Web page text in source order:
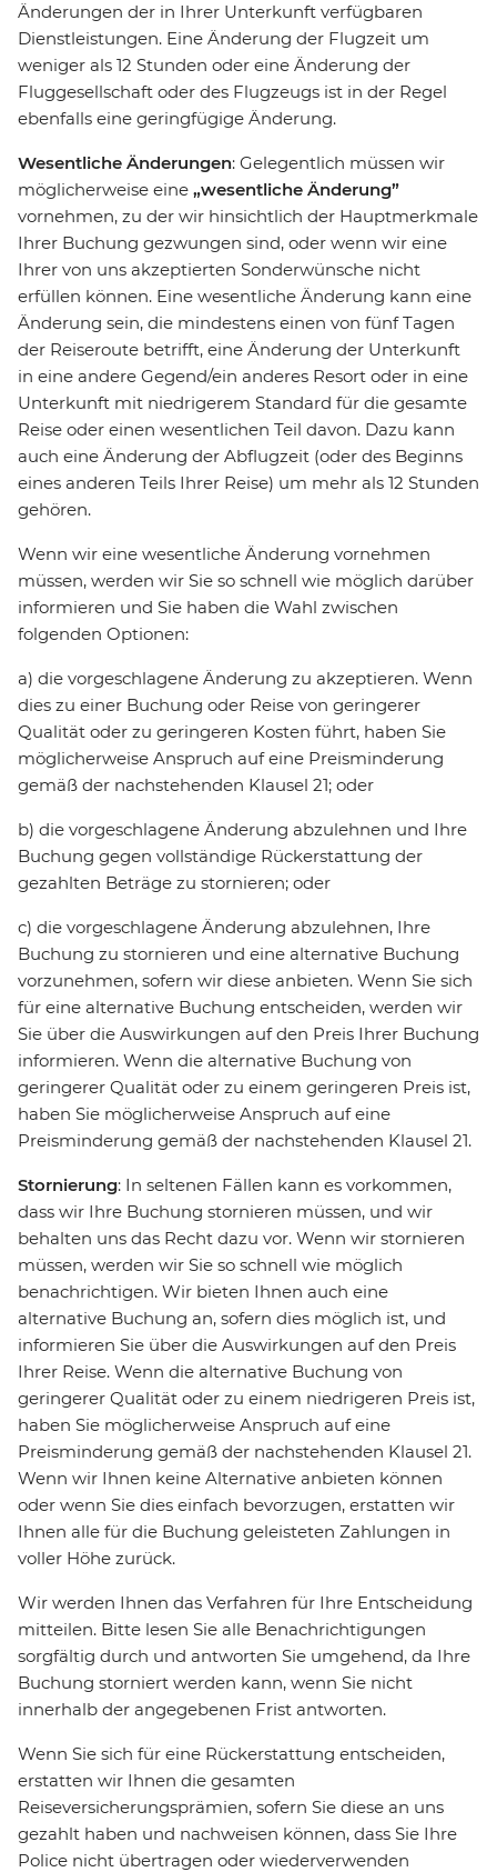
Änderungen der in Ihrer Unterkunft verfügbaren
Dienstleistungen. Eine Änderung der Flugzeit um
weniger als 12 Stunden oder eine Änderung der
Fluggesellschaft oder des Flugzeugs ist in der Regel
ebenfalls eine geringfügige Änderung.
Wesentliche Änderungen: Gelegentlich müssen wir
möglicherweise eine „wesentliche Änderung”
vornehmen, zu der wir hinsichtlich der Hauptmerkmale
Ihrer Buchung gezwungen sind, oder wenn wir eine
Ihrer von uns akzeptierten Sonderwünsche nicht
erfüllen können. Eine wesentliche Änderung kann eine
Änderung sein, die mindestens einen von fünf Tagen
der Reiseroute betrifft, eine Änderung der Unterkunft
in eine andere Gegend/ein anderes Resort oder in eine
Unterkunft mit niedrigerem Standard für die gesamte
Reise oder einen wesentlichen Teil davon. Dazu kann
auch eine Änderung der Abflugzeit (oder des Beginns
eines anderen Teils Ihrer Reise) um mehr als 12 Stunden
gehören.
Wenn wir eine wesentliche Änderung vornehmen
müssen, werden wir Sie so schnell wie möglich darüber
informieren und Sie haben die Wahl zwischen
folgenden Optionen:
a) die vorgeschlagene Änderung zu akzeptieren. Wenn
dies zu einer Buchung oder Reise von geringerer
Qualität oder zu geringeren Kosten führt, haben Sie
möglicherweise Anspruch auf eine Preisminderung
gemäß der nachstehenden Klausel 21; oder
b) die vorgeschlagene Änderung abzulehnen und Ihre
Buchung gegen vollständige Rückerstattung der
gezahlten Beträge zu stornieren; oder
c) die vorgeschlagene Änderung abzulehnen, Ihre
Buchung zu stornieren und eine alternative Buchung
vorzunehmen, sofern wir diese anbieten. Wenn Sie sich
für eine alternative Buchung entscheiden, werden wir
Sie über die Auswirkungen auf den Preis Ihrer Buchung
informieren. Wenn die alternative Buchung von
geringerer Qualität oder zu einem geringeren Preis ist,
haben Sie möglicherweise Anspruch auf eine
Preisminderung gemäß der nachstehenden Klausel 21.
Stornierung: In seltenen Fällen kann es vorkommen,
dass wir Ihre Buchung stornieren müssen, und wir
behalten uns das Recht dazu vor. Wenn wir stornieren
müssen, werden wir Sie so schnell wie möglich
benachrichtigen. Wir bieten Ihnen auch eine
alternative Buchung an, sofern dies möglich ist, und
informieren Sie über die Auswirkungen auf den Preis
Ihrer Reise. Wenn die alternative Buchung von
geringerer Qualität oder zu einem niedrigeren Preis ist,
haben Sie möglicherweise Anspruch auf eine
Preisminderung gemäß der nachstehenden Klausel 21.
Wenn wir Ihnen keine Alternative anbieten können
oder wenn Sie dies einfach bevorzugen, erstatten wir
Ihnen alle für die Buchung geleisteten Zahlungen in
voller Höhe zurück.
Wir werden Ihnen das Verfahren für Ihre Entscheidung
mitteilen. Bitte lesen Sie alle Benachrichtigungen
sorgfältig durch und antworten Sie umgehend, da Ihre
Buchung storniert werden kann, wenn Sie nicht
innerhalb der angegebenen Frist antworten.
Wenn Sie sich für eine Rückerstattung entscheiden,
erstatten wir Ihnen die gesamten
Reiseversicherungsprämien, sofern Sie diese an uns
gezahlt haben und nachweisen können, dass Sie Ihre
Police nicht übertragen oder wiederverwenden